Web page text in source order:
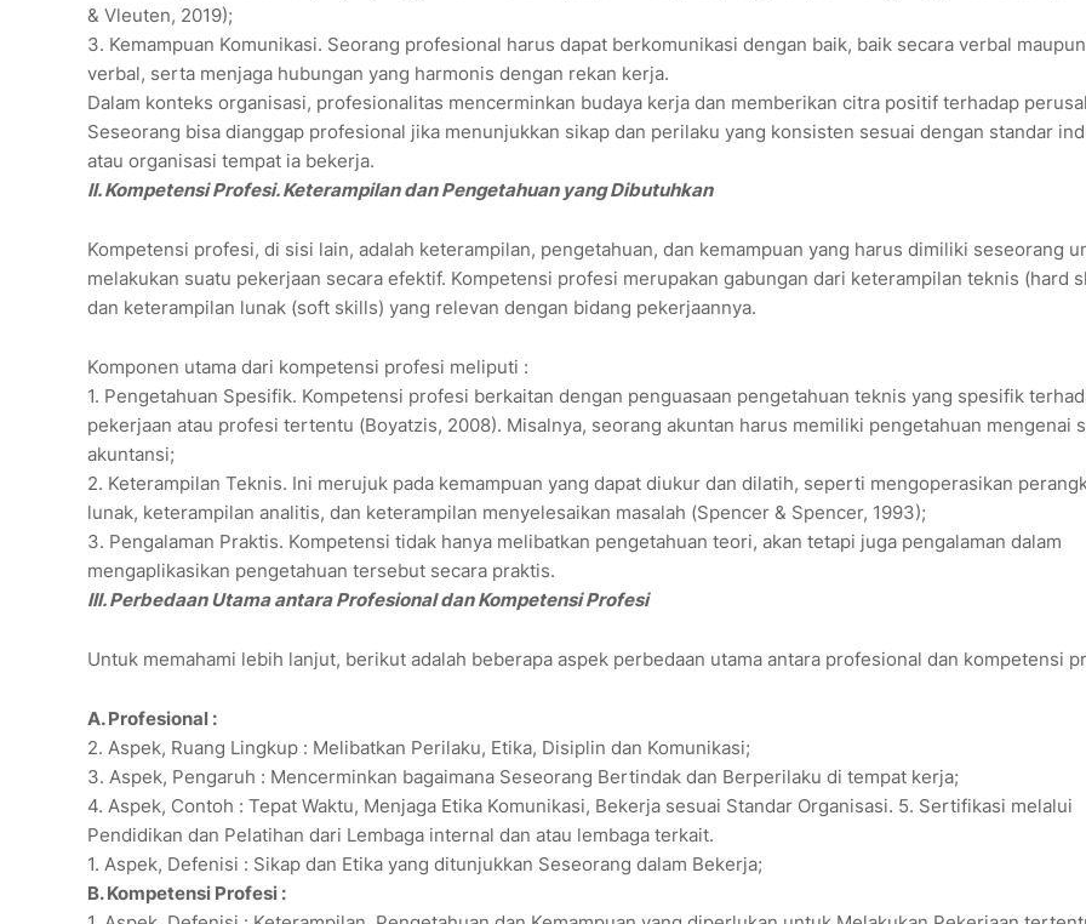
& Vleuten, 2019);
3. Kemampuan Komunikasi. Seorang profesional harus dapat berkomunikasi dengan baik, baik secara verbal
verbal, serta menjaga hubungan yang harmonis dengan rekan kerja.
Dalam konteks organisasi, profesionalitas mencerminkan budaya kerja dan memberikan citra positif terhadap
Seseorang bisa dianggap profesional jika menunjukkan sikap dan perilaku yang konsisten sesuai dengan standar
atau organisasi tempat ia bekerja.
II. Kompetensi Profesi. Keterampilan dan Pengetahuan yang Dibutuhkan
Kompetensi profesi, di sisi lain, adalah keterampilan, pengetahuan, dan kemampuan yang harus dimiliki seseorang
melakukan suatu pekerjaan secara efektif. Kompetensi profesi merupakan gabungan dari keterampilan teknis (hard
dan keterampilan lunak (soft skills) yang relevan dengan bidang pekerjaannya.
Komponen utama dari kompetensi profesi meliputi :
1. Pengetahuan Spesifik. Kompetensi profesi berkaitan dengan penguasaan pengetahuan teknis yang spesifik
pekerjaan atau profesi tertentu (Boyatzis, 2008). Misalnya, seorang akuntan harus memiliki pengetahuan mengenai
akuntansi;
2. Keterampilan Teknis. Ini merujuk pada kemampuan yang dapat diukur dan dilatih, seperti mengoperasikan
lunak, keterampilan analitis, dan keterampilan menyelesaikan masalah (Spencer & Spencer, 1993);
3. Pengalaman Praktis. Kompetensi tidak hanya melibatkan pengetahuan teori, akan tetapi juga pengalaman dalam
mengaplikasikan pengetahuan tersebut secara praktis.
III. Perbedaan Utama antara Profesional dan Kompetensi Profesi
Untuk memahami lebih lanjut, berikut adalah beberapa aspek perbedaan utama antara profesional dan kompetensi
A. Profesional :
2. Aspek, Ruang Lingkup : Melibatkan Perilaku, Etika, Disiplin dan Komunikasi;
3. Aspek, Pengaruh : Mencerminkan bagaimana Seseorang Bertindak dan Berperilaku di tempat kerja;
4. Aspek, Contoh : Tepat Waktu, Menjaga Etika Komunikasi, Bekerja sesuai Standar Organisasi. 5. Sertifikasi melalui
Pendidikan dan Pelatihan dari Lembaga internal dan atau lembaga terkait.
1. Aspek, Defenisi : Sikap dan Etika yang ditunjukkan Seseorang dalam Bekerja;
B. Kompetensi Profesi :